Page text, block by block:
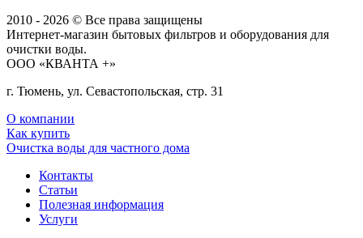
2010 - 2026 © Все права защищены
Интернет-магазин бытовых фильтров и оборудования для
очистки воды.
ООО «КВАНТА +»
г. Тюмень, ул. Севастопольская, стр. 31
О компании
Как купить
Очистка воды для частного дома
Контакты
Статьи
Полезная информация
Услуги